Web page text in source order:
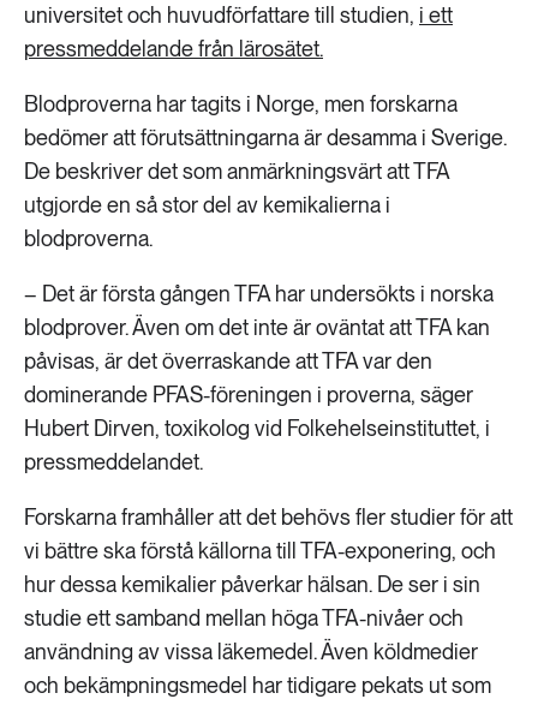
universitet och huvudförfattare till studien, i ett
pressmeddelande från lärosätet.
Blodproverna har tagits i Norge, men forskarna
bedömer att förutsättningarna är desamma i Sverige.
De beskriver det som anmärkningsvärt att TFA
utgjorde en så stor del av kemikalierna i
blodproverna.
– Det är första gången TFA har undersökts i norska
blodprover. Även om det inte är oväntat att TFA kan
påvisas, är det överraskande att TFA var den
dominerande PFAS-föreningen i proverna, säger
Hubert Dirven, toxikolog vid Folkehelseinstituttet, i
pressmeddelandet.
Forskarna framhåller att det behövs fler studier för att
vi bättre ska förstå källorna till TFA-exponering, och
hur dessa kemikalier påverkar hälsan. De ser i sin
studie ett samband mellan höga TFA-nivåer och
användning av vissa läkemedel. Även köldmedier
och bekämpningsmedel har tidigare pekats ut som